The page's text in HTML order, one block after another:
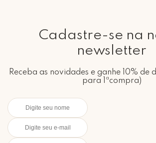
Cadastre-se na
newsletter
Receba as novidades e ganhe 10% de
para 1ªcompra)